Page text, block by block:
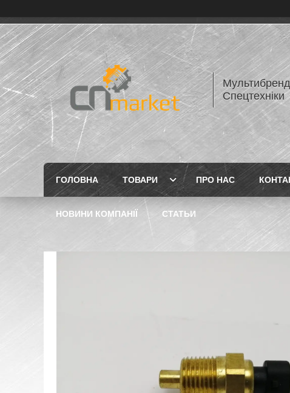
Спецтехніки
ГОЛОВНА ТОВАРИ ПРО НАС
НОВИНИ КОМПАНІЇ СТАТЬИ